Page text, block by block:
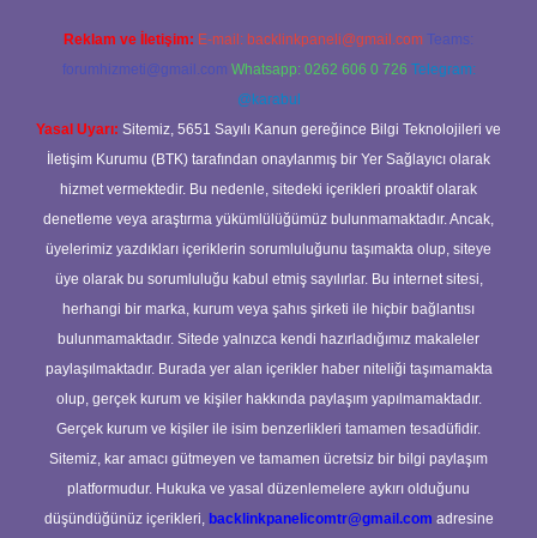
Reklam ve İletişim: E-mail: backlinkpaneli@gmail.com Teams:
forumhizmeti@gmail.com Whatsapp: 0262 606 0 726 Telegram:
@karabul
Yasal Uyarı: Sitemiz, 5651 Sayılı Kanun gereğince Bilgi Teknolojileri ve
İletişim Kurumu (BTK) tarafından onaylanmış bir Yer Sağlayıcı olarak
hizmet vermektedir. Bu nedenle, sitedeki içerikleri proaktif olarak
denetleme veya araştırma yükümlülüğümüz bulunmamaktadır. Ancak,
üyelerimiz yazdıkları içeriklerin sorumluluğunu taşımakta olup, siteye
üye olarak bu sorumluluğu kabul etmiş sayılırlar. Bu internet sitesi,
herhangi bir marka, kurum veya şahıs şirketi ile hiçbir bağlantısı
bulunmamaktadır. Sitede yalnızca kendi hazırladığımız makaleler
paylaşılmaktadır. Burada yer alan içerikler haber niteliği taşımamakta
olup, gerçek kurum ve kişiler hakkında paylaşım yapılmamaktadır.
Gerçek kurum ve kişiler ile isim benzerlikleri tamamen tesadüfidir.
Sitemiz, kar amacı gütmeyen ve tamamen ücretsiz bir bilgi paylaşım
platformudur. Hukuka ve yasal düzenlemelere aykırı olduğunu
düşündüğünüz içerikleri, backlinkpanelicomtr@gmail.com adresine